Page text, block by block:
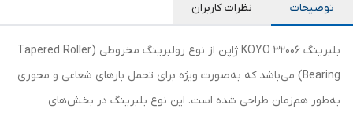
توضیحات نظرات کاربران
بلبرینگ 32006 KOYO ژاپن از نوع رولبرینگ مخروطی (Tapered Roller
Bearing) می‌باشد که به‌صورت ویژه برای تحمل بارهای شعاعی و محوری
به‌طور هم‌زمان طراحی شده است. این نوع بلبرینگ در بخش‌های